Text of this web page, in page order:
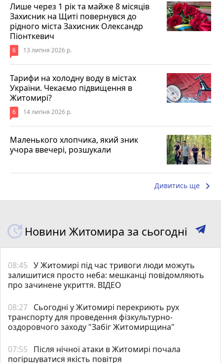
Лише через 1 рік та майже 8 місяців
Захисник на Щиті повернувся до
рідного міста Захисник Олександр
Піонткевич
6 13 липня 2026 р.
Тарифи на холодну воду в містах
України. Чекаємо підвищення в
Житомирі?
6 14 липня 2026 р.
Маленького хлопчика, який зник
учора ввечері, розшукали
Дивитись ще keyboard_arrow_right
Новини Житомира за сьогодні
08:45 У Житомирі під час тривоги люди можуть
залишитися просто неба: мешканці повідомляють
про зачинене укриття. ВІДЕО
08:27 Сьогодні у Житомирі перекриють рух
транспорту для проведення фізкультурно-
оздоровчого заходу "Забіг Житомирщина"
07:55
Після нічної атаки в Житомирі почала
погіршуватися якість повітря